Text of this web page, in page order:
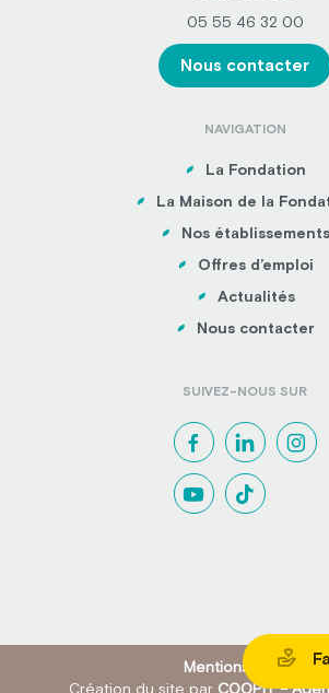
05 55 46 32 00
Nous contacter
NAVIGATION
La Fondation
La Maison de la
Nos établissements
Offres d’emploi
Actualités
Nous contacter
SUIVEZ-NOUS SUR
Mentions légales
Création du site par COQPIT –